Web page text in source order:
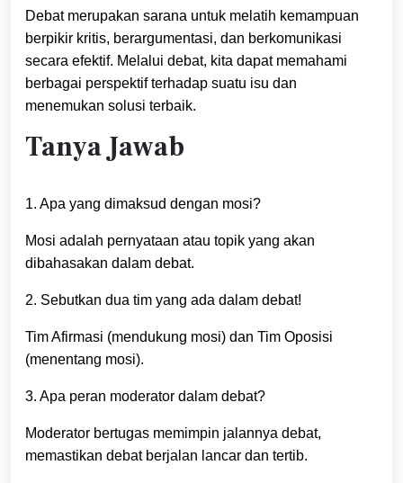
Debat merupakan sarana untuk melatih kemampuan
berpikir kritis, berargumentasi, dan berkomunikasi
secara efektif. Melalui debat, kita dapat memahami
berbagai perspektif terhadap suatu isu dan
menemukan solusi terbaik.
Tanya Jawab
1. Apa yang dimaksud dengan mosi?
Mosi adalah pernyataan atau topik yang akan
dibahasakan dalam debat.
2. Sebutkan dua tim yang ada dalam debat!
Tim Afirmasi (mendukung mosi) dan Tim Oposisi
(menentang mosi).
3. Apa peran moderator dalam debat?
Moderator bertugas memimpin jalannya debat,
memastikan debat berjalan lancar dan tertib.